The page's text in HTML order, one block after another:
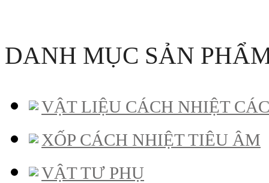
DANH MỤC SẢN
VẬT LIỆU CÁCH NHIỆT
XỐP CÁCH NHIỆT TIÊU ÂM
VẬT TƯ PHỤ